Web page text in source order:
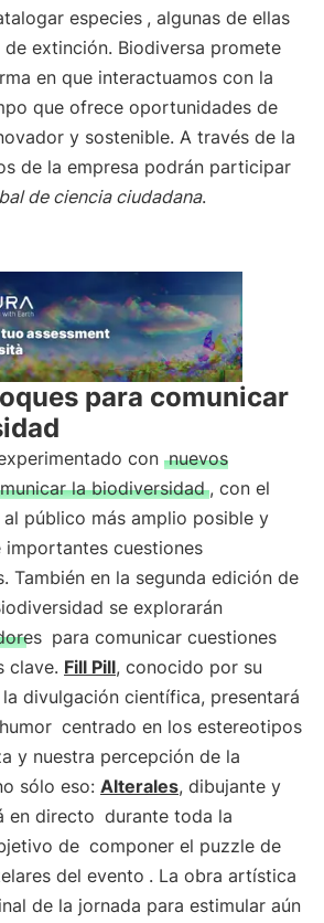
especies , algunas de ellas
extinción. Biodiversa promete
en que interactuamos con la
que ofrece oportunidades de
y sostenible. A través de la
de la empresa podrán participar
de ciencia ciudadana.
para comunicar
con nuevos
la biodiversidad , con el
público más amplio posible y
cuestiones
También en la segunda edición de
se explorarán
para comunicar cuestiones
clave. Fill Pill, conocido por su
divulgación científica, presentará
centrado en los estereotipos
y nuestra percepción de la
sólo eso: Alterales, dibujante y
en directo durante toda la
de componer el puzzle de
del evento . La obra artística
de la jornada para estimular aún